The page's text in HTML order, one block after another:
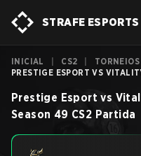
STRAFE ESPORTS
INICIAL CS2 TORNEIOS
PRESTIGE ESPORT VS
Prestige Esport vs
Season 49 CS2 Partida